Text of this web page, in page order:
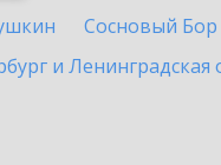
Сосновый Бор
и Ленинградская